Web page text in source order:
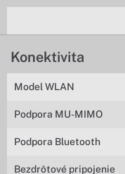
Konektivita
Model WLAN
Podpora MU-MIMO
Podpora Bluetooth
Bezdrôtové pripojenie